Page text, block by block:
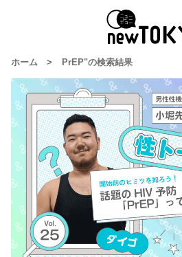
ホーム > PrEP"の検索結果